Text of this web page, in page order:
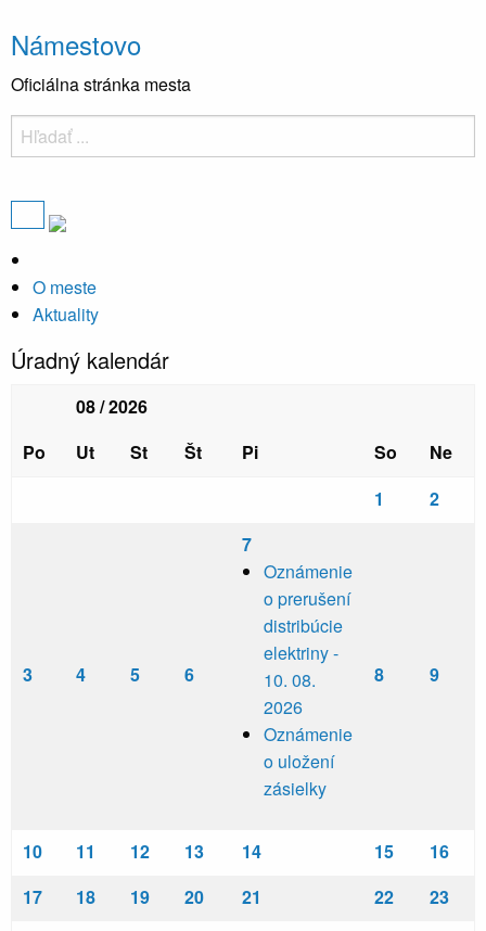
Námestovo
Oficiálna stránka mesta
O meste
Aktuality
Úradný kalendár
08 / 2026
Po
Ut St Št Pi So
Ne
1
2
3 4 5 6
7
Oznámenie
o prerušení
distribúcie
elektriny -
10. 08.
2026
Oznámenie
o uložení
zásielky
8 9
10 11 12 13 14 15
16
17
18 19 20 21 22
23